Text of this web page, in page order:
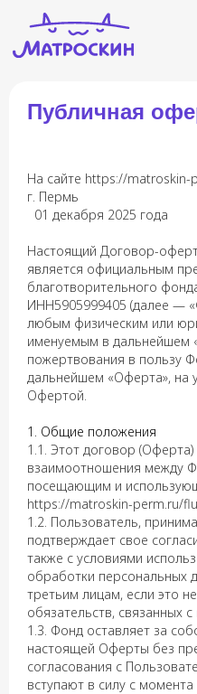
Публичная
На сайте https://matroskin-
г. Пермь
01 декабря 2025 года
Настоящий Договор-
является официальным
благотворительного
ИНН5905999405 (далее —
любым физическим или
именуемым в дальнейшем
пожертвования в пользу
дальнейшем «Оферта», на
Офертой.
1. Общие положения
1.1. Этот договор (Оферта)
взаимоотношения между
посещающим и
https://matroskin-perm.ru/
1.2. Пользователь,
подтверждает свое
также с условиями
обработки персональных
третьим лицам, если это
обязательств, связанных
1.3. Фонд оставляет за
настоящей Оферты без
согласования с
вступают в силу с